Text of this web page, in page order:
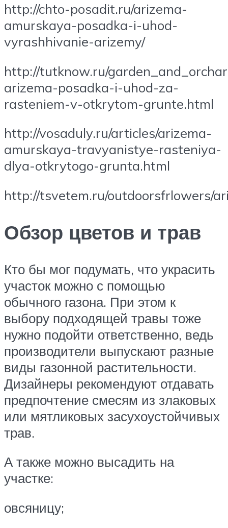
http://chto-posadit.ru/arizema-
amurskaya-posadka-i-uhod-
vyrashhivanie-arizemy/
http://tutknow.ru/
arizema-posadka-i-uhod-za-
rasteniem-v-otkrytom-grunte.html
http://vosaduly.ru/articles/arizema-
amurskaya-travyanistye-rasteniya-
dlya-otkrytogo-grunta.html
http://tsvetem.ru/outdoorsfrlowers/
Обзор цветов и трав
Кто бы мог подумать, что украсить
участок можно с помощью
обычного газона. При этом к
выбору подходящей травы тоже
нужно подойти ответственно, ведь
производители выпускают разные
виды газонной растительности.
Дизайнеры рекомендуют отдавать
предпочтение смесям из злаковых
или мятликовых засухоустойчивых
трав.
А также можно высадить на
участке:
овсяницу;